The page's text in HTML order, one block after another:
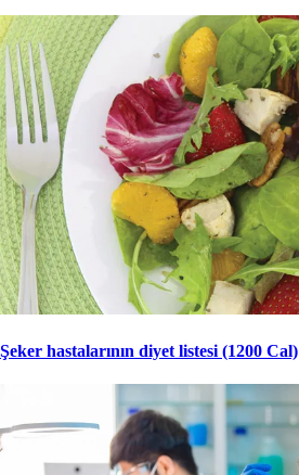
Şeker hastalarının diyet listesi (1200 Cal)